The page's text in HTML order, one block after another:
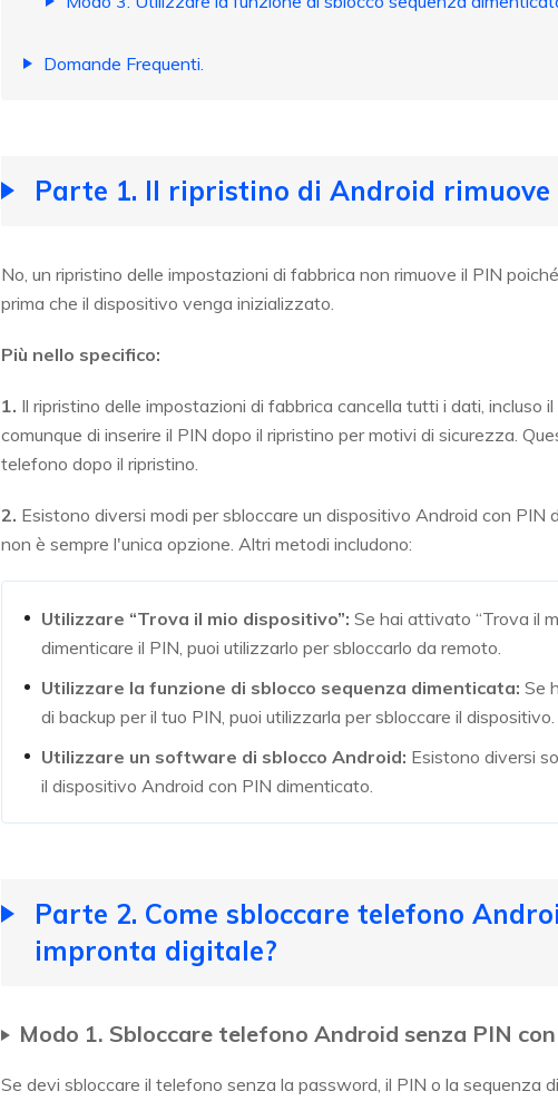
Domande Frequenti.
Parte 1. Il ripristino di Android rimuove
No, un ripristino delle impostazioni di fabbrica non rimuove il PIN
prima che il dispositivo venga inizializzato.
Più nello specifico:
1. Il ripristino delle impostazioni di fabbrica cancella tutti i dati, incluso
comunque di inserire il PIN dopo il ripristino per motivi di sicurezza.
telefono dopo il ripristino.
2. Esistono diversi modi per sbloccare un dispositivo Android con
non è sempre l'unica opzione. Altri metodi includono:
Utilizzare “Trova il mio dispositivo”: Se hai attivato “Trova il
dimenticare il PIN, puoi utilizzarlo per sbloccarlo da remoto.
Utilizzare la funzione di sblocco sequenza dimenticata: Se
di backup per il tuo PIN, puoi utilizzarla per sbloccare il dispositivo.
Utilizzare un software di sblocco Android: Esistono diversi
il dispositivo Android con PIN dimenticato.
Parte 2. Come sbloccare telefono
impronta digitale?
Modo 1. Sbloccare telefono Android senza PIN
Se devi sbloccare il telefono senza la password, il PIN o la sequenza